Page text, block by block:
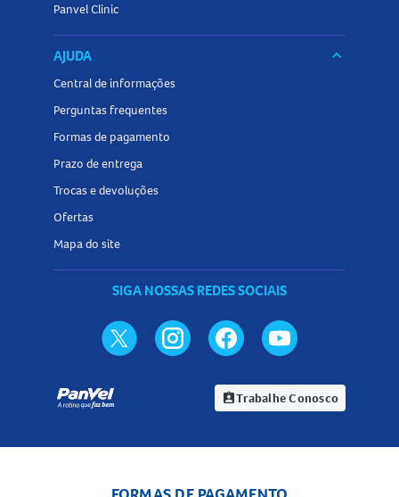
Panvel Clinic
AJUDA keyboard_arrow_down
Central de informações
Perguntas frequentes
Formas de pagamento
Prazo de entrega
Trocas e devoluções
Ofertas
Mapa do site
SIGA NOSSAS REDES SOCIAIS
assignment_indTrabalhe Conosco